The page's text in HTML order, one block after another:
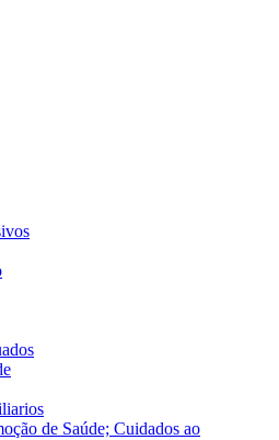
de Saúde; Cuidados ao